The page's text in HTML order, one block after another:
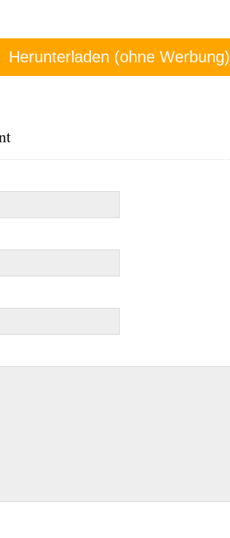
Herunterladen (ohne Werbung)